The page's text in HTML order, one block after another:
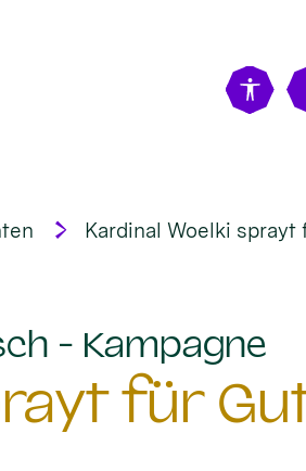
Kardinal Woelki sprayt
- Kampagne
für